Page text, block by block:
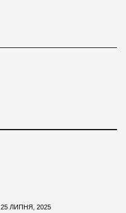
25 ЛИПНЯ, 2025